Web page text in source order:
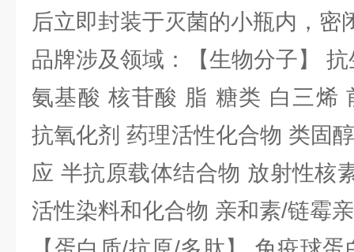
后立即封装于灭菌的小瓶内，密
品牌涉及领域：【生物分子】
氨基酸 核苷酸 脂 糖类 白三烯
抗氧化剂 药理活性化合物 类固
应 半抗原载体结合物 放射性核
活性染料和化合物 亲和素/链霉